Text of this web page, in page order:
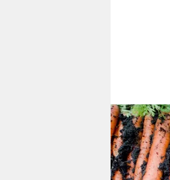
nord
verlag